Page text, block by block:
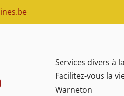
Services divers à
Facilitez-vous la
Warneton